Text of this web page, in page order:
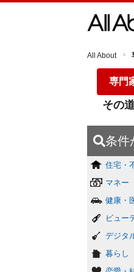
All About
専門
その
条件
住宅・
マネー
健康・
ビュー
デジタ
暮らし